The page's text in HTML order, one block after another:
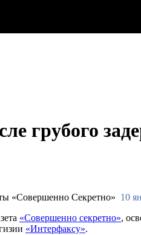
грубого
10
«Совершенно секретно»,
«Интерфаксу».